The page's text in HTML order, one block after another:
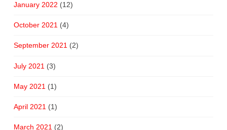
January 2022 (12)
October 2021(4)
September 2021(2)
July 2021 (3)
May 2021 (1)
April 2021 (1)
March 2021(2)